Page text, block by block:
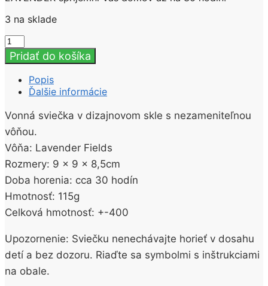
3 na sklade
množstvo
Vonná
sviečka
Lavender
Fields
115g
Pridať do košíka
Popis
Ďalšie informácie
Vonná sviečka v dizajnovom skle s nezameniteľnou
vôňou.
Vôňa: Lavender Fields
Rozmery: 9 x 9 x 8,5cm
Doba horenia: cca 30 hodín
Hmotnosť: 115g
Celková hmotnosť: +-400
Upozornenie: Sviečku nenechávajte horieť v dosahu
detí a bez dozoru. Riaďte sa symbolmi s inštrukciami
na obale.